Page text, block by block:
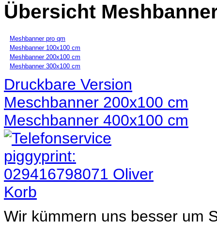
Übersicht
Meshbanner pro qm
Meshbanner 100x100 cm
Meshbanner 200x100 cm
Meshbanner 300x100 cm
Druckbare Version
Meschbanner 200x100 cm
Meschbanner 400x100 cm
Wir kümmern uns besser um